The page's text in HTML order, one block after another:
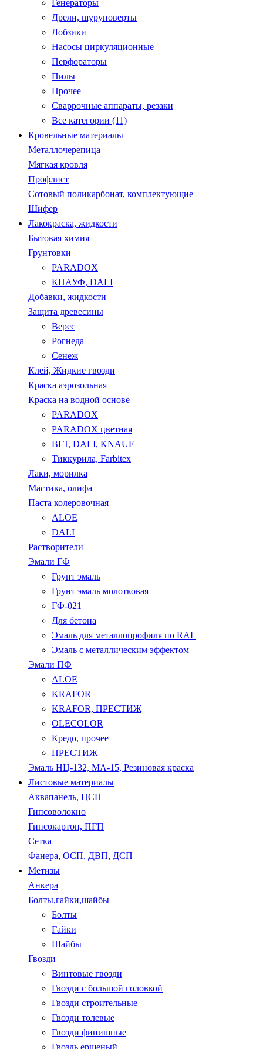
Генераторы
Дрели, шуруповерты
Лобзики
Насосы циркуляционные
Перфораторы
Пилы
Прочее
Сваррочные аппараты, резаки
Все категории (11)
Кровельные материалы
Металлочерепица
Мягкая кровля
Профлист
Сотовый поликарбонат, комплектующие
Шифер
Лакокраска, жидкости
Бытовая химия
Грунтовки
PARADOX
КНАУФ, DALI
Добавки, жидкости
Защита древесины
Верес
Рогнеда
Сенеж
Клей, Жидкие гвозди
Краска аэрозольная
Краска на водной основе
PARADOX
PARADOX цветная
ВГТ, DALI, KNAUF
Тиккурила, Farbitex
Лаки, морилка
Мастика, олифа
Паста колеровочная
ALOE
DALI
Растворители
Эмали ГФ
Грунт эмаль
Грунт эмаль молотковая
ГФ-021
Для бетона
Эмаль для металлопрофиля по RAL
Эмаль с металлическим эффектом
Эмали ПФ
ALOE
KRAFOR
KRAFOR, ПРЕСТИЖ
OLECOLOR
Кредо, прочее
ПРЕСТИЖ
Эмаль НЦ-132, МА-15, Резиновая краска
Листовые материалы
Аквапанель, ЦСП
Гипсоволокно
Гипсокартон, ПГП
Сетка
Фанера, ОСП, ДВП, ДСП
Метизы
Анкера
Болты,гайки,шайбы
Болты
Гайки
Шайбы
Гвозди
Винтовые гвозди
Гвозди с большой головкой
Гвозди строительные
Гвозди толевые
Гвозди финишные
Гвоздь ершеный